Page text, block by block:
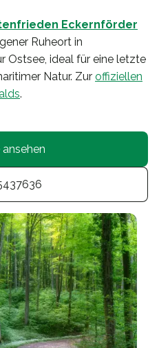
Eckernförder
Ruheort in
Ostsee, ideal für eine letzte
Natur. Zur offiziellen
.